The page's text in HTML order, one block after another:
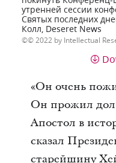
утренней сессии
Святых последних
Колл, Deseret News
© 2022 by Intellectual
«Он очень
Он прожил
Апостол в
сказал
старейшину